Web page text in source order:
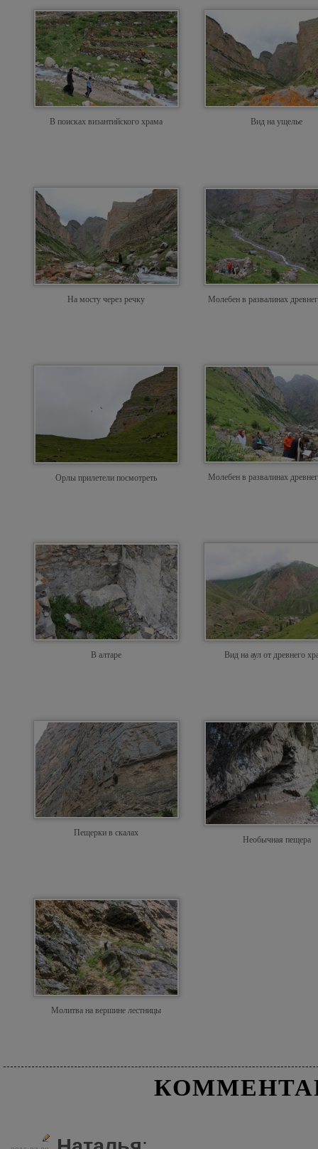
В поисках византийского храма Вид на ущелье
На мосту через речку Молебен в развалинах
Орлы прилетели посмотреть Молебен в развалинах
В алтаре Вид на аул от древнего
Пещерки в скалах
Необычная пещера
Молитва на вершине лестницы